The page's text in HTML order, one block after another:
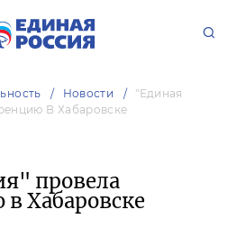
Новости
"Единая
В Хабаровске
провела
Хабаровске